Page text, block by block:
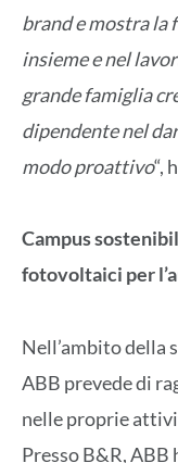
brand e mostra la
insieme e nel
grande famiglia
dipendente nel
modo proattivo“,
Campus
fotovoltaici per
Nell’ambito della
ABB prevede di
nelle proprie
Presso B&R,